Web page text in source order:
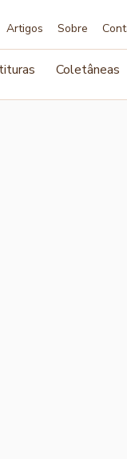
Artigos Sobre
Coletâneas